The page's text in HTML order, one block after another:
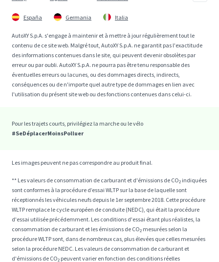
España Germania Italia
AutoXY S.p.A. s'engage à maintenir et à mettre à jour régulièrement tout le
contenu de ce site web. Malgré tout, AutoXY S.p.A. ne garantit pas l'exactitude
des informations contenues dans le site, qui peuvent devenir obsolètes par
erreur ou par oubli. AutoXY S.p.A. ne pourra pas être tenu responsable des
éventuelles erreurs ou lacunes, ou des dommages directs, indirects,
conséquences ou de n'importe quel autre type de dommages en lien avec
l'utilisation du présent site web ou des fonctions contenues dans celui-ci.
Pour les trajets courts, privilégiez la marche ou le vélo
#SeDéplacerMoinsPolluer
Les images peuvent ne pas correspondre au produit final.
** Les valeurs de consommation de carburant et d'émissions de CO₂ indiquées
sont conformes à la procédure d’essai WLTP sur la base de laquelle sont
réceptionnés les véhicules neufs depuis le 1er septembre 2018. Cette procédure
WLTP remplace le cycle européen de conduite (NEDC), qui était la procédure
d'essai utilisée précédemment. Les conditions d'essai étant plus réalistes, la
consommation de carburant et les émissions de CO₂ mesurées selon la
procédure WLTP sont, dans de nombreux cas, plus élevées que celles mesurées
selon la procédure NEDC. Les valeurs de consommation de carburant et
d'émissions de CO₂ peuvent varier en fonction des conditions réelles